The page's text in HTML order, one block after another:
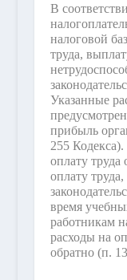
В
налоговой
труда,
Указанные
прибыль
255
оплату труда
оплату
время
работникам
расходы на
обратно (п.